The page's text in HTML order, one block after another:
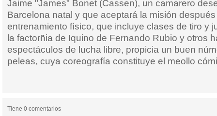
Jaime "James" Bonet (Cassen), un camarero
Barcelona natal y que aceptará la misión
entrenamiento físico, que incluye clases de tiro y
la factorñia de Iquino de Fernando Rubio y otros
espectáculos de lucha libre, propicia un buen
peleas, cuya coreografía constituye el meollo
Tiene 0 comentarios